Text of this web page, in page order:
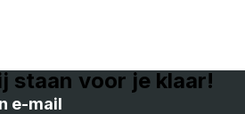
staan voor je klaar!
e-mail